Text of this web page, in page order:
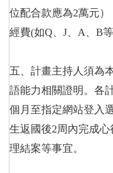
位配合款應為2萬元
經費(如Q、J、A、B等
五、計畫主持人須為
語能力相關證明。各
個月至指定網站登入
生返國後2周內完成
理結案等事宜。